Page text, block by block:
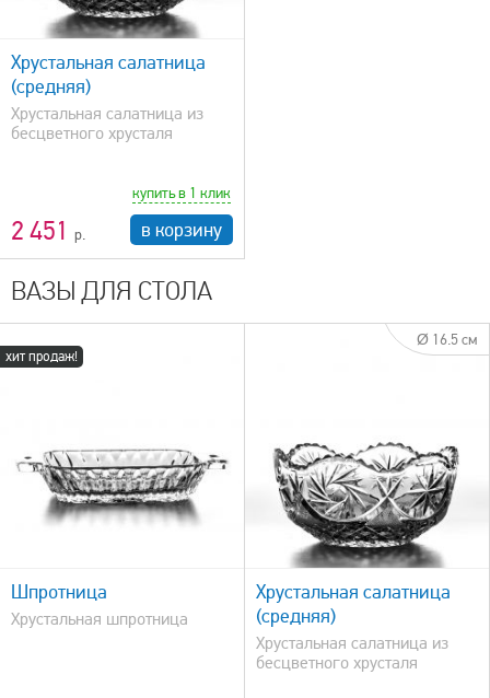
Хрустальная салатница
(средняя)
Хрустальная салатница из
бесцветного хрусталя
2 451
купить в 1 клик
в корзину
ВАЗЫ ДЛЯ СТОЛА
хит продаж!
Шпротница
Хрустальная шпротница
Ø 16.5 см
Хрустальная салатница
(средняя)
Хрустальная салатница из
бесцветного хрусталя